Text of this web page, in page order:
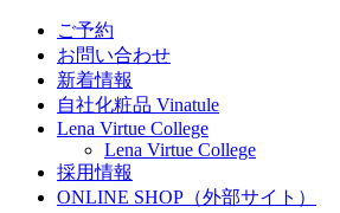
ご予約
お問い合わせ
新着情報
自社化粧品 Vinatule
Lena Virtue College
Lena Virtue College
採用情報
ONLINE SHOP（外部サイト）